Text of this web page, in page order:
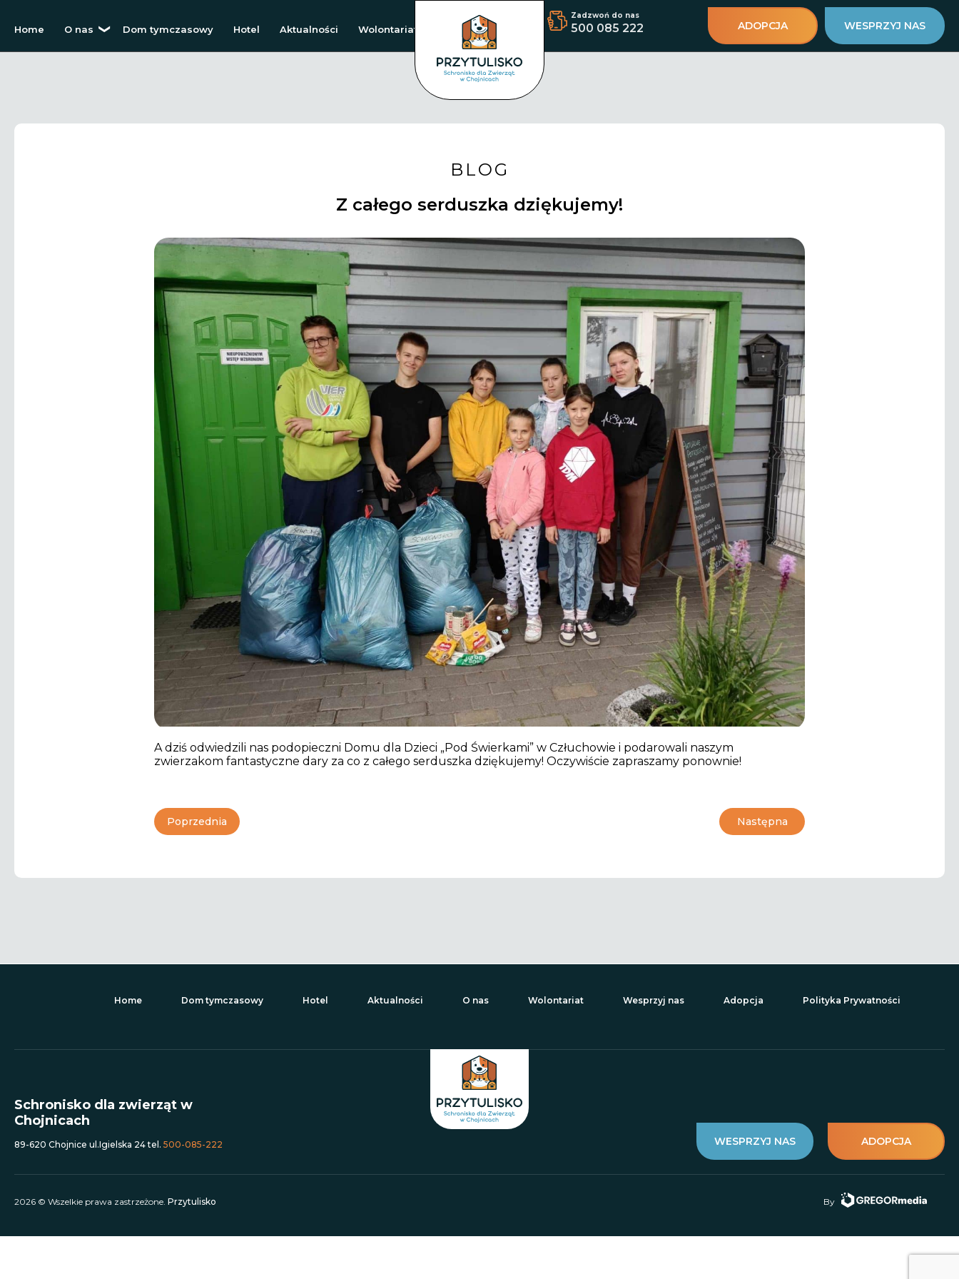
Home O nas Dom tymczasowy Hotel Aktualności Wolontariat
Zadzwoń do nas
500 085 222 ADOPCJA WESPRZYJ NAS
BLOG
Z całego serduszka dziękujemy!
A dziś odwiedzili nas podopieczni Domu dla Dzieci „Pod Świerkami” w Człuchowie i podarowali naszym
zwierzakom fantastyczne dary za co z całego serduszka dziękujemy! Oczywiście zapraszamy ponownie!
Poprzednia Następna
Home Dom tymczasowy Hotel Aktualności O nas Wolontariat Wesprzyj nas Adopcja Polityka Prywatności
Schronisko dla zwierząt w
Chojnicach
89-620 Chojnice ul.Igielska 24 tel. 500-085-222 ADOPCJA
WESPRZYJ NAS
2026 © Wszelkie prawa zastrzeżone. Przytulisko By